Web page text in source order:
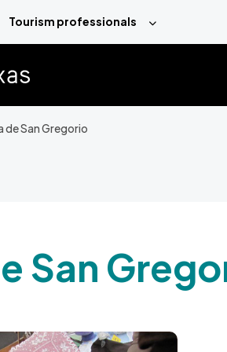
Tourism professionals
de San Gregorio
San